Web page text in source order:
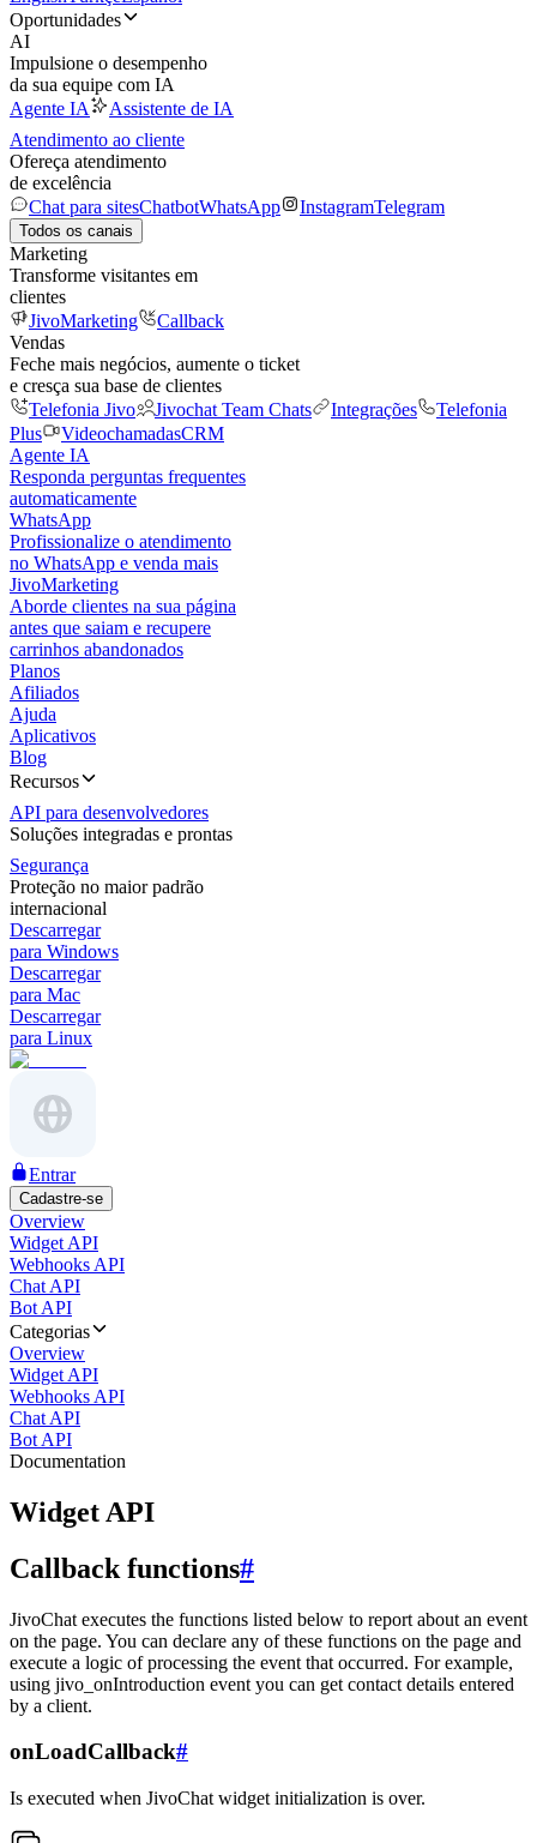
Oportunidades
AI
Impulsione o desempenho
da sua equipe com IA
Agente IA
Assistente de IA
Atendimento ao cliente
Ofereça atendimento
de excelência
Chat para sitesChatbotWhatsApp InstagramTelegram
Todos os canais
Marketing
Transforme visitantes em
clientes
JivoMarketing
Callback
Vendas
Feche mais negócios, aumente o ticket
e cresça sua base de clientes
Telefonia Jivo
Jivochat Team Chats Integrações
Telefonia
Plus
VideochamadasCRM
Agente IA
Responda perguntas frequentes
automaticamente
WhatsApp
Profissionalize o atendimento
no WhatsApp e venda mais
JivoMarketing
Aborde clientes na sua página
antes que saiam e recupere
carrinhos abandonados
Planos
Afiliados
Ajuda
Aplicativos
Blog
Recursos
API para desenvolvedores
Soluções integradas e prontas
Segurança
Proteção no maior padrão
internacional
Descarregar
para Windows
Descarregar
para Mac
Descarregar
para Linux
Entrar
Cadastre-se
Overview
Widget API
Webhooks API
Chat API
Bot API
Categorias
Overview
Widget API
Webhooks API
Chat API
Bot API
Documentation
Widget API
Callback functions#
JivoChat executes the functions listed below to report about an event
on the page. You can declare any of these functions on the page and
execute a logic of processing the event that occurred. For example,
using jivo_onIntroduction event you can get contact details entered
by a client.
onLoadCallback#
Is executed when JivoChat widget initialization is over.